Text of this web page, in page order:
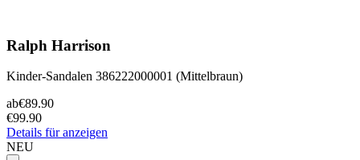
Ralph Harrison
Kinder-Sandalen 386222000001 (Mittelbraun)
ab€89.90
€99.90
Details für anzeigen
NEU